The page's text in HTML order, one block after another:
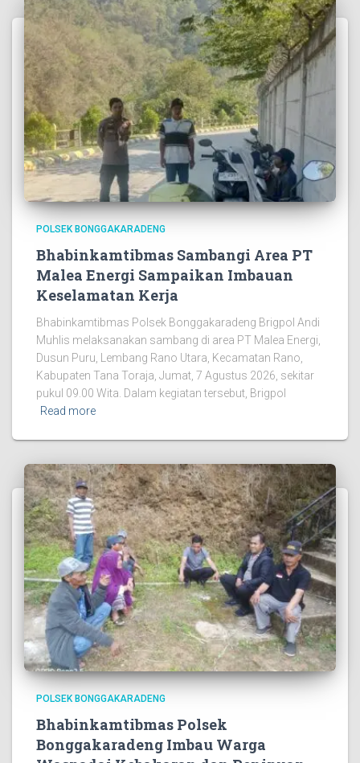
POLSEK BONGGAKARADENG
Bhabinkamtibmas Sambangi Area PT
Malea Energi Sampaikan Imbauan
Keselamatan Kerja
Bhabinkamtibmas Polsek Bonggakaradeng Brigpol Andi
Muhlis melaksanakan sambang di area PT Malea Energi,
Dusun Puru, Lembang Rano Utara, Kecamatan Rano,
Kabupaten Tana Toraja, Jumat, 7 Agustus 2026, sekitar
pukul 09.00 Wita. Dalam kegiatan tersebut, Brigpol
Read more
POLSEK BONGGAKARADENG
Bhabinkamtibmas Polsek
Bonggakaradeng Imbau Warga